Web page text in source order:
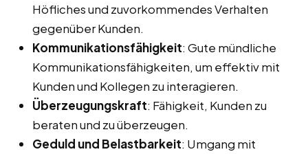
Höfliches und zuvorkommendes Verhalten
gegenüber Kunden.
Kommunikationsfähigkeit: Gute mündliche
Kommunikationsfähigkeiten, um effektiv mit
Kunden und Kollegen zu interagieren.
Überzeugungskraft: Fähigkeit, Kunden zu
beraten und zu überzeugen.
Geduld und Belastbarkeit: Umgang mit